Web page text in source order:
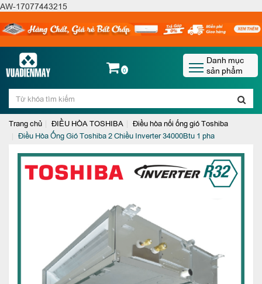
AW-17077443215
0
Danh mục
sản phẩm
Trang chủ ĐIỀU HÒA TOSHIBA
Điều hòa nối ống gió Toshiba
Điều Hòa Ống Gió Toshiba 2 Chiều Inverter 34000Btu 1 pha